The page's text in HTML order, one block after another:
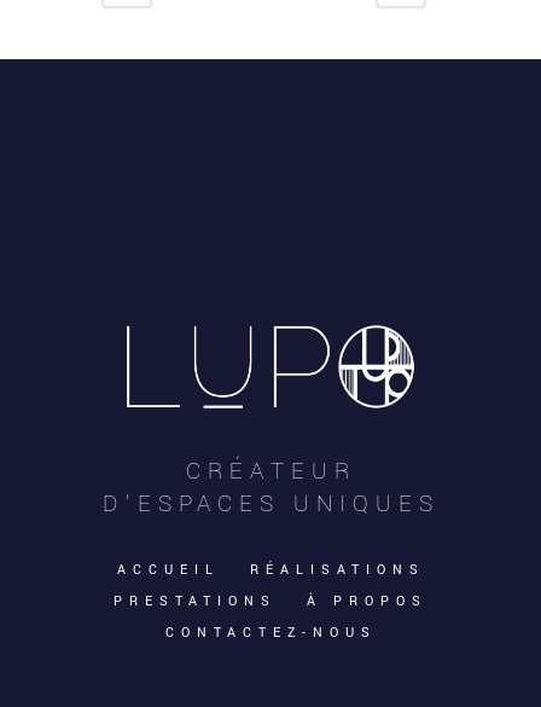
CRÉATEUR
D’ESPACES UNIQUES
ACCUEIL
RÉALISATIONS
PRESTATIONS
À PROPOS
CONTACTEZ-NOUS